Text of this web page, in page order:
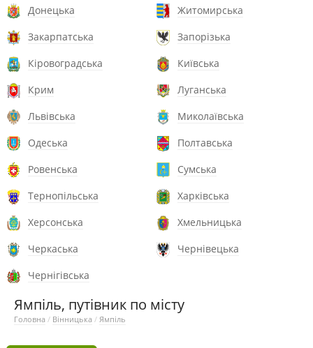
Донецька
Житомирська
Закарпатська
Запорізька
Кіровоградська
Київська
Крим
Луганська
Львівська
Миколаївська
Одеська
Полтавська
Ровенська
Сумська
Тернопільська
Харківська
Херсонська
Хмельницька
Черкаська
Чернівецька
Чернігівська
Ямпіль, путівник по місту
Головна / Вінницька / Ямпіль